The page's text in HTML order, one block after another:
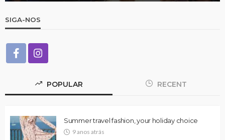
SIGA-NOS
POPULAR RECENT
Summer travel fashion, your holiday choice
9 anos atrás